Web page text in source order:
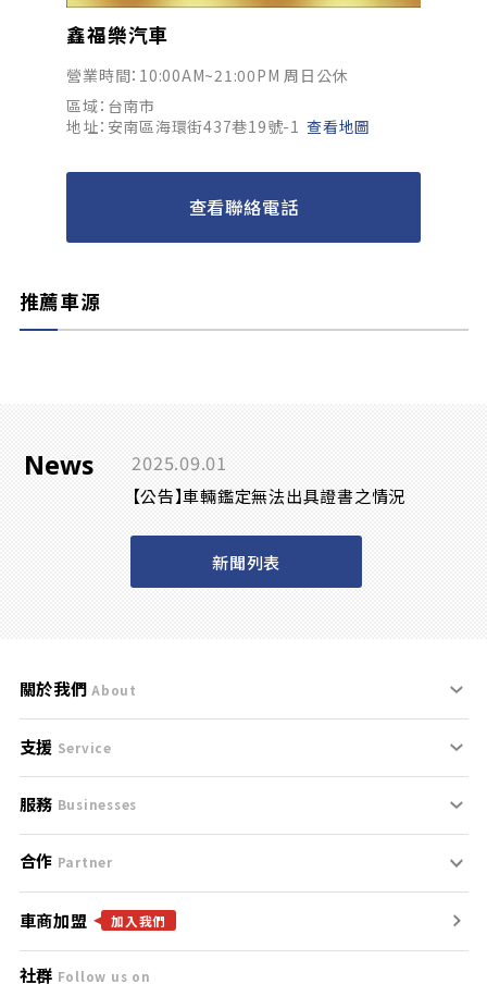
鑫福樂汽車
營業時間：10:00AM~21:00PM 周日公休
區域：台南市
地址：安南區海環街437巷19號-1 查看地圖
查看聯絡電話
推薦車源
News 2025.09.01
【公告】車輛鑑定無法出具證書之情況
新聞列表
關於我們 About
刊登規範
服務條款
免責聲明
隱私權政策
支援 Service
支援中心
聯絡我們
服務 Businesses
什麼是Goo鑑定？
找好車
合作 Partner
合作夥伴
廣告合作
車商加盟 加入我們
社群 Follow us on